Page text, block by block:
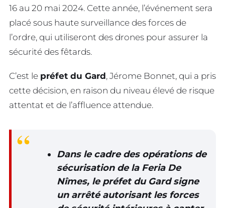
16 au 20 mai 2024. Cette année, l’événement sera
placé sous haute surveillance des forces de
l’ordre, qui utiliseront des drones pour assurer la
sécurité des fêtards.
C’est le préfet du Gard, Jérome Bonnet, qui a pris
cette décision, en raison du niveau élevé de risque
attentat et de l’affluence attendue.
Dans le cadre des opérations de
sécurisation de la Feria De
Nîmes, le préfet du Gard signe
un arrêté autorisant les forces